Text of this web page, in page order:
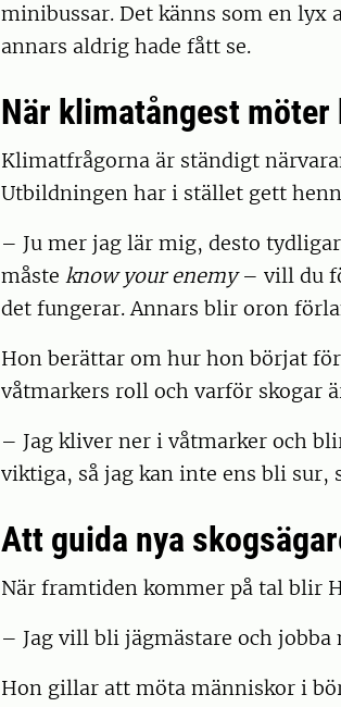
minibussar. Det känns som en
annars aldrig hade fått se.
När klimatångest
Klimatfrågorna är ständigt
Utbildningen har i stället gett
– Ju mer jag lär mig, desto
måste know your enemy– vill du
det fungerar. Annars blir oron
Hon berättar om hur hon börjat
våtmarkers roll och varför skogar
– Jag kliver ner i våtmarker och
viktiga, så jag kan inte ens bli sur,
Att guida nya
När framtiden kommer på tal blir
– Jag vill bli jägmästare och jobba
Hon gillar att möta människor i